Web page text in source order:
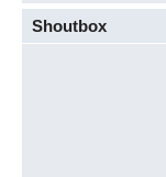
Shoutbox